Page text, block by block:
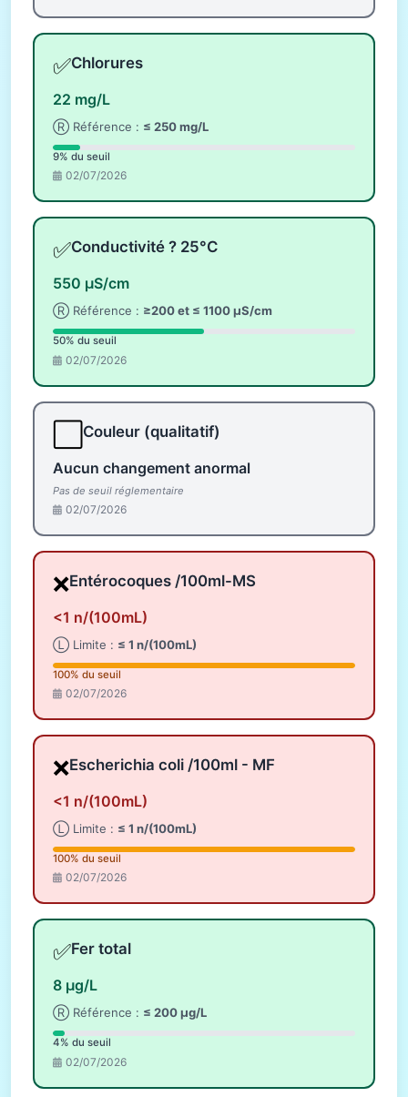
✅Chlorures
22 mg/L
Ⓡ Référence : ≤ 250 mg/L
9% du seuil
02/07/2026
✅Conductivité ? 25°C
550 µS/cm
Ⓡ Référence : ≥200 et ≤ 1100 µS/cm
50% du seuil
02/07/2026
Couleur (qualitatif)
Aucun changement anormal
Pas de seuil réglementaire
02/07/2026
❌Entérocoques /100ml-MS
<1 n/(100mL)
Ⓛ Limite : ≤ 1 n/(100mL)
100% du seuil
02/07/2026
❌Escherichia coli /100ml - MF
<1 n/(100mL)
Ⓛ Limite : ≤ 1 n/(100mL)
100% du seuil
02/07/2026
✅Fer total
8 µg/L
Ⓡ Référence : ≤ 200 µg/L
4% du seuil
02/07/2026